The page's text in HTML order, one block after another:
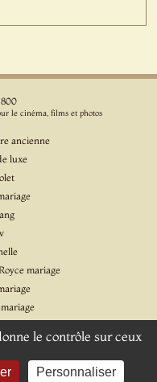
le cinéma, films et photos
ancienne
luxe
mariage
DS
le contrôle sur ceux
Personnaliser